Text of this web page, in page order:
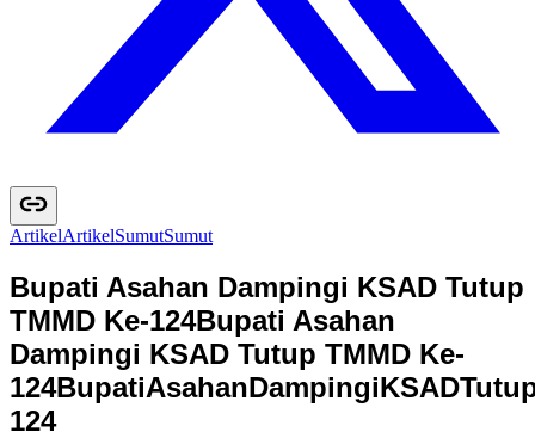
ArtikelArtikelSumutSumut
Bupati Asahan Dampingi KSAD Tutup
TMMD Ke-124Bupati Asahan
Dampingi KSAD Tutup TMMD Ke-
124BupatiAsahanDampingiKSADTutu
124